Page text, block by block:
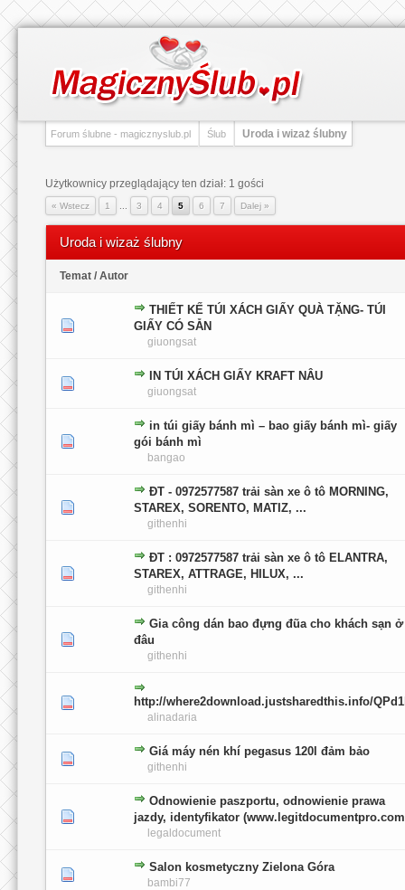
Forum ślubne - magicznyslub.pl Ślub Uroda i wizaż ślubny
Użytkownicy przeglądający ten dział: 1 gości
« Wstecz 1 3 4 5 6 7 Dalej »
Uroda i wizaż ślubny
Temat / Autor
THIẾT KẾ TÚI XÁCH GIẤY QUÀ TẶNG- TÚI
GIẤY CÓ SẴN
giuongsat
0 głosów - średnia ocena: 0 na 5 gwiazdek
123 45
IN TÚI XÁCH GIẤY KRAFT NÂU
giuongsat
0 głosów - średnia ocena: 0 na 5 gwiazdek
1 23 45
in túi giấy bánh mì – bao giấy bánh mì- giấy
gói bánh mì
bangao
0 głosów - średnia ocena: 0 na 5 gwiazdek
123 45
ĐT - 0972577587 trải sàn xe ô tô MORNING,
STAREX, SORENTO, MATIZ, ...
githenhi
0 głosów - średnia ocena: 0 na 5 gwiazdek
123 45
ĐT : 0972577587 trải sàn xe ô tô ELANTRA,
STAREX, ATTRAGE, HILUX, ...
githenhi
0 głosów - średnia ocena: 0 na 5 gwiazdek
123 45
Gia công dán bao đựng đũa cho khách sạn ở
đâu
githenhi
0 głosów - średnia ocena: 0 na 5 gwiazdek
http://where2download.justsharedthis.info/
alinadaria
0 głosów - średnia ocena: 0 na 5 gwiazdek
12345
Giá máy nén khí pegasus 120l đảm bảo
githenhi
0 głosów - średnia ocena: 0 na 5 gwiazdek
1 2345
Odnowienie paszportu, odnowienie prawa
jazdy, identyfikator (www.legitdocumentpro.com
legaldocument
0 głosów - średnia ocena: 0 na 5 gwiazdek
1 2345
Salon kosmetyczny Zielona Góra
bambi77
0 głosów - średnia ocena: 0 na 5 gwiazdek
123 45